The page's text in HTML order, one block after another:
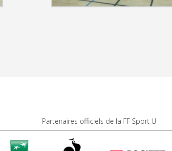
Partenaires officiels de la FF Sport U